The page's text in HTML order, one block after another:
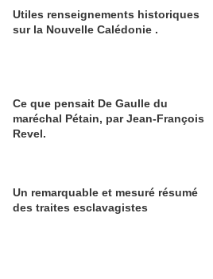
Utiles renseignements historiques
sur la Nouvelle Calédonie .
Ce que pensait De Gaulle du
maréchal Pétain, par Jean-François
Revel.
Un remarquable et mesuré résumé
des traites esclavagistes